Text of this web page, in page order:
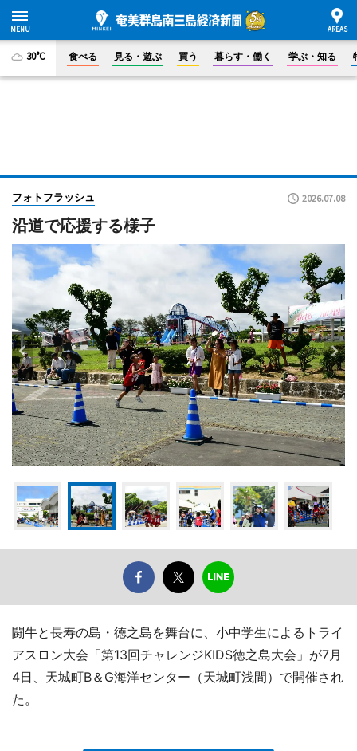
30°C 食べる 見る・遊ぶ 買う 暮らす・働く 学ぶ・知る
フォトフラッシュ 2026.07.08
沿道で応援する様子
闘牛と長寿の島・徳之島を舞台に、小中学生によるトライ
アスロン大会「第13回チャレンジKIDS徳之島大会」が7月
4日、天城町B＆G海洋センター（天城町浅間）で開催され
た。